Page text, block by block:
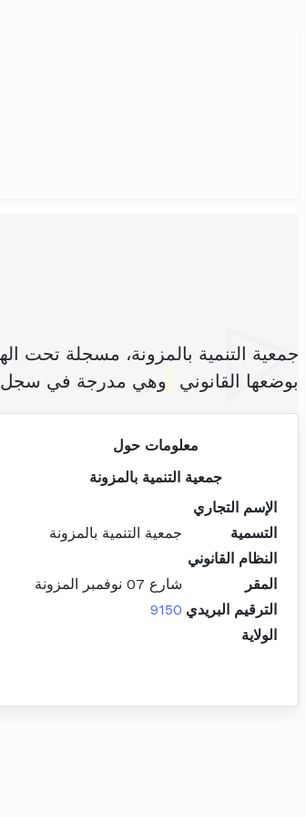
جمعية التنمية بالمزونة، مسجلة تحت
بوضعها القانوني
وهي مدرجة في سجل
معلومات حول
جمعية التنمية بالمزونة
الإسم التجاري
التسمية
جمعية التنمية بالمزونة
النظام القانوني
المقر
شارع 07 نوفمبر المزونة
الترقيم البريدي 9150
الولاية